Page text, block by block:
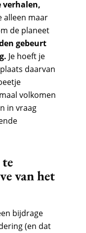
verhalen,
alleen maar
de planeet
gebeurt
Je hoeft je
daarvan
volkomen
in vraag
van het
bijdrage
(en dat